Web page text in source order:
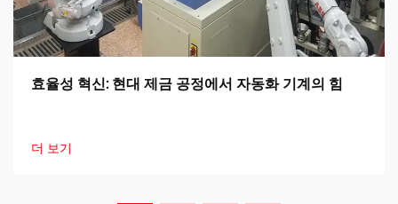
효율성 혁신: 현대 제금 공정에서 자동화 기계의 힘
더 보기